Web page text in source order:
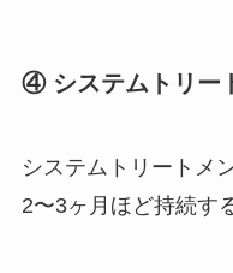
④ システムトリー
システムトリートメ
2〜3ヶ月ほど持続す